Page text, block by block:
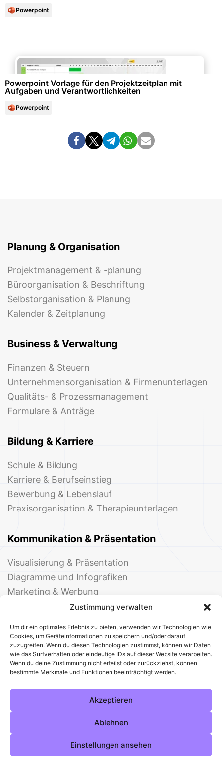
Zustimmung verwalten
Um dir ein optimales Erlebnis zu bieten, verwenden wir Technologien wie
Cookies, um Geräteinformationen zu speichern und/oder darauf
zuzugreifen. Wenn du diesen Technologien zustimmst, können wir Daten
wie das Surfverhalten oder eindeutige IDs auf dieser Website verarbeiten.
Wenn du deine Zustimmung nicht erteilst oder zurückziehst, können
bestimmte Merkmale und Funktionen beeinträchtigt werden.
Akzeptieren
Ablehnen
Einstellungen ansehen
Powerpoint
Powerpoint Vorlage für den Projektzeitplan mit
Aufgaben und Verantwortlichkeiten
Powerpoint
Planung & Organisation
Projektmanagement & -planung
Büroorganisation & Beschriftung
Selbstorganisation & Planung
Kalender & Zeitplanung
Business & Verwaltung
Finanzen & Steuern
Unternehmensorganisation & Firmenunterlagen
Qualitäts- & Prozessmanagement
Formulare & Anträge
Bildung & Karriere
Schule & Bildung
Karriere & Berufseinstieg
Bewerbung & Lebenslauf
Praxisorganisation & Therapieunterlagen
Kommunikation & Präsentation
Visualisierung & Präsentation
Diagramme und Infografiken
Marketing & Werbung
Events & Einladungen
© 2025 Deine Welt der Office-Vorlagen
Alle VorlagenÜber unsKontakt
DatenschutzCookies